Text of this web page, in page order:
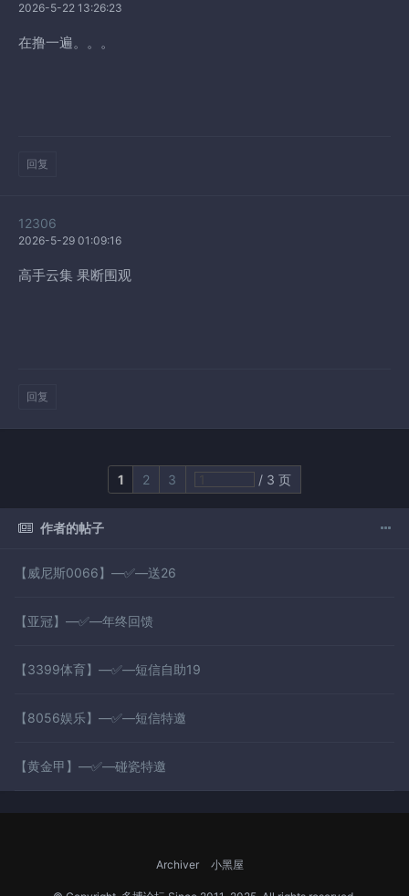
2026-5-22 13:26:23
在撸一遍。。。
回复
12306
2026-5-29 01:09:16
高手云集 果断围观
回复
1 2 3 / 3 页
作者的帖子
【威尼斯0066】—✅—送26
【亚冠】—✅—年终回馈
【3399体育】—✅—短信自助19
【8056娱乐】—✅—短信特邀
【黄金甲】—✅—碰瓷特邀
Archiver 小黑屋